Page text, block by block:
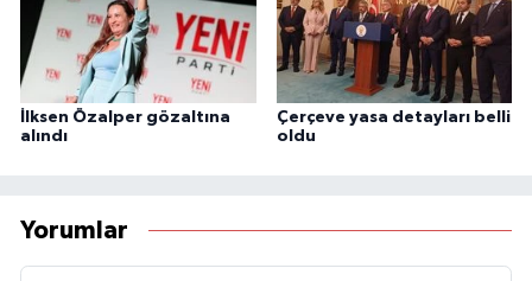
İlksen Özalper gözaltına
alındı
Çerçeve yasa detayları belli
oldu
Yorumlar